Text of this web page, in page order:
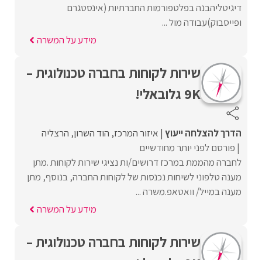
דיגיטליהבנה בפלטפורמות החברתיות (אינסטגרם
ופייסבוק)עבודה מול ...
מידע על המשרה
שירות לקוחות בחברה טכנולוגית –
9K גלובאלי!
הדרך להצלחה ייעוץ איזור המרכז הוד השרון הרצליה
פורסם לפני יותר מחודשיים
לחברה מהממת במרכז דרושים/ות נציגי שירות לקוחות .מתן
מענה טלפוני לשיחות נכנסות של לקוחות החברה, בנוסף, מתן
מענה במייל/ וואטאפ.משרה ...
מידע על המשרה
שירות לקוחות בחברה טכנולוגית –